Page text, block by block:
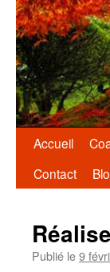
Aller
Accueil
Contact
Publié le9